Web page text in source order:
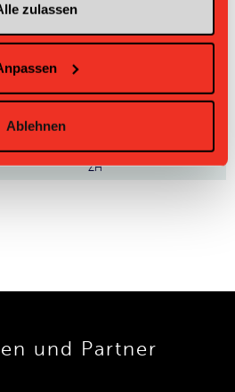
zulassen
Ablehnen
UHC Laupen
ZH
und Partner